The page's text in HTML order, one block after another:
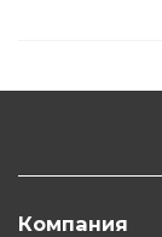
Компания